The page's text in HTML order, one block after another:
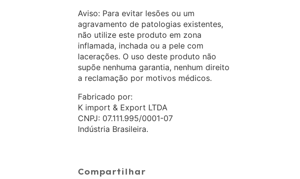
Aviso: Para evitar lesões ou um
agravamento de patologias existentes,
não utilize este produto em zona
inflamada, inchada ou a pele com
lacerações. O uso deste produto não
supõe nenhuma garantia, nenhum direito
a reclamação por motivos médicos.
Fabricado por:
K import & Export LTDA
CNPJ: 07.111.995/0001-07
Indústria Brasileira.
Compartilhar